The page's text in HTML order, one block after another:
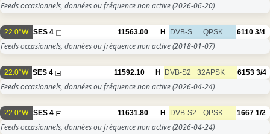
Feeds occasionnels, données ou fréquence non active(2026-06-20)
22.0°W SES 4 11563.00 H DVB-S QPSK 6110 3/4
Feeds occasionnels, données ou fréquence non active(2018-01-07)
22.0°W SES 4 11592.10 H DVB-S2 32APSK 6153 3/4
Feeds occasionnels, données ou fréquence non active(2026-04-24)
22.0°W SES 4 11631.80 H DVB-S2 QPSK 1667 1/2
Feeds occasionnels, données ou fréquence non active(2026-04-24)